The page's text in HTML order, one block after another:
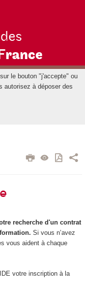
rance
le bouton "j'accepte" ou
autorisez à déposer des
recherche d'un contrat
Si vous n’avez
vous aident à chaque
votre inscription à la